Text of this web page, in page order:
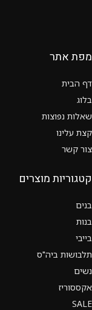
מפת אתר
דף הבית
בלוג
שאלות נפוצות
קצת עלינו
צור קשר
קטגוריות מוצרים
בנים
בנות
בייבי
תלבושות ביה"ס
נשים
אקססוריז
SALE